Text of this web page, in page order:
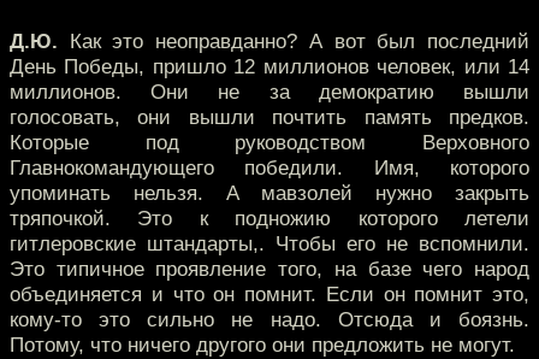
Д.Ю. Как это неоправданно? А вот был последний
День Победы, пришло 12 миллионов человек, или 14
миллионов. Они не за демократию вышли
голосовать, они вышли почтить память предков.
Которые под руководством Верховного
Главнокомандующего победили. Имя, которого
упоминать нельзя. А мавзолей нужно закрыть
тряпочкой. Это к подножию которого летели
гитлеровские штандарты,. Чтобы его не вспомнили.
Это типичное проявление того, на базе чего народ
объединяется и что он помнит. Если он помнит это,
кому-то это сильно не надо. Отсюда и боязнь.
Потому, что ничего другого они предложить не могут.